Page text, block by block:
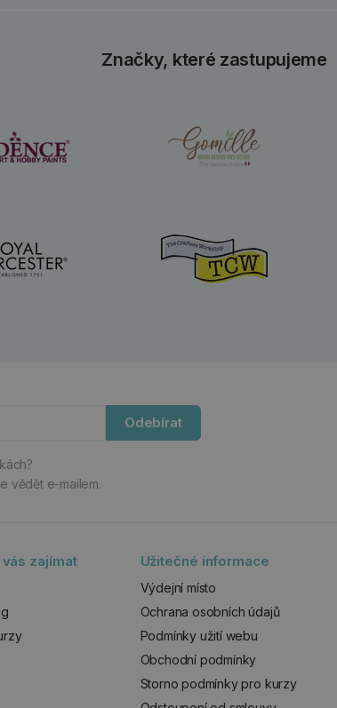
Značky, které zastupujeme
Odebírat
vědět e-mailem.
zajímat Užitečné informace
Výdejní místo
Ochrana osobních údajů
Podmínky užití webu
Obchodní podmínky
Storno podmínky pro kurzy